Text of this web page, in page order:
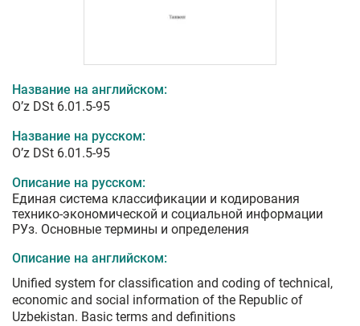
Название на английском:
O’z DSt 6.01.5-95
Название на русском:
O’z DSt 6.01.5-95
Описание на русском:
Единая система классификации и кодирования
технико-экономической и социальной информации
РУз. Основные термины и определения
Описание на английском:
Unified system for classification and coding of technical,
economic and social information of the Republic of
Uzbekistan. Basic terms and definitions